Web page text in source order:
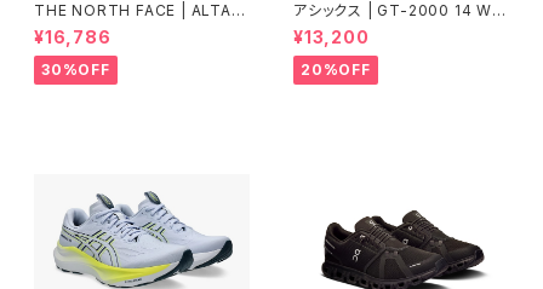
THE NORTH FACE | ALTAM
ESA500RD | アストロライム\フ
ィズライム | Unisex
¥16,786
30%OFF
アシックス | GT-2000 14 WID
E | BLACK/WHITE | Women
¥13,200
20%OFF